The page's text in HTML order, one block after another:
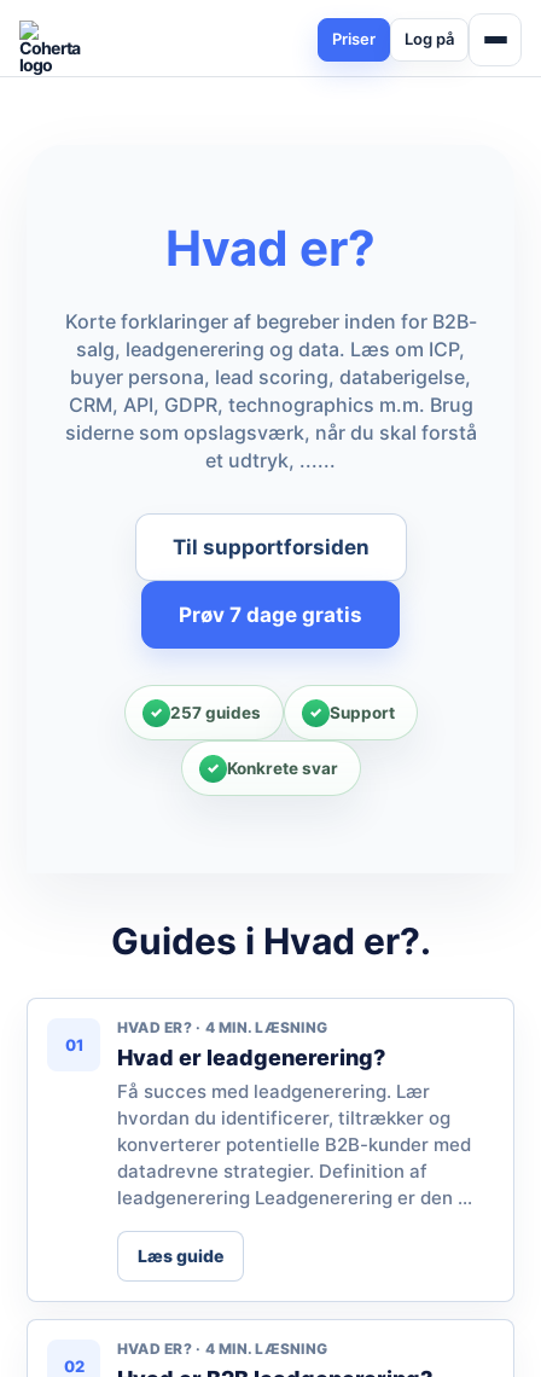
Priser Log på
Hvad er?
Korte forklaringer af begreber inden for B2B-
salg, leadgenerering og data. Læs om ICP,
buyer persona, lead scoring, databerigelse,
CRM, API, GDPR, technographics m.m. Brug
siderne som opslagsværk, når du skal forstå
et udtryk, ......
Til supportforsiden
Prøv 7 dage gratis
257 guides Support
Konkrete svar
Guides i Hvad er?.
01
HVAD ER? · 4 MIN. LÆSNING
Hvad er leadgenerering?
Få succes med leadgenerering. Lær
hvordan du identificerer, tiltrækker og
konverterer potentielle B2B-kunder med
datadrevne strategier. Definition af
leadgenerering Leadgenerering er den ...
Læs guide
02
HVAD ER? · 4 MIN. LÆSNING